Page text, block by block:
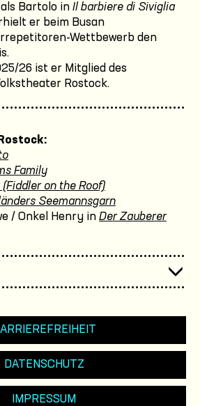
Bartolo in Il barbiere di Siviglia
er beim Busan
Wettbewerb den
26 ist er Mitglied des
Rostock.
Family
on the Roof)
Seemannsgarn
/ Onkel Henry in Der Zauberer
DATENSCHUTZ
IMPRESSUM